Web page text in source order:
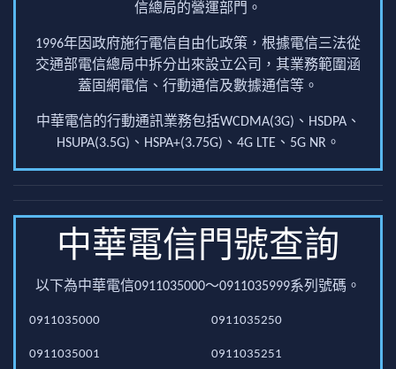
信總局的營運部門。
1996年因政府施行電信自由化政策，根據電信三法從
交通部電信總局中拆分出來設立公司，其業務範圍涵
蓋固網電信、行動通信及數據通信等。
中華電信的行動通訊業務包括WCDMA(3G)、HSDPA、
HSUPA(3.5G)、HSPA+(3.75G)、4G LTE、5G NR。
中華電信門號查詢
以下為中華電信0911035000～0911035999系列號碼。
0911035000
0911035001
0911035250
0911035251